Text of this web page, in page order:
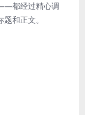
都经过精心调
和正文。